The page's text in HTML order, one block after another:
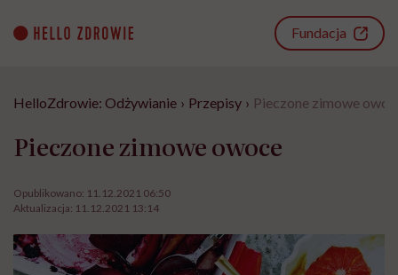
content
Fundacja
HelloZdrowie: Odżywianie › Przepisy › Pieczone zimowe
Pieczone zimowe owoce
Opublikowano: 11.12.2021 06:50
Aktualizacja: 11.12.2021 13:14